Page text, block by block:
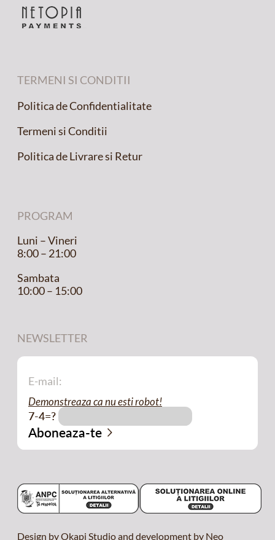
TERMENI SI CONDITII
Politica de Confidentialitate
Termeni si Conditii
Politica de Livrare si Retur
PROGRAM
Luni – Vineri
8:00 – 21:00
Sambata
10:00 – 15:00
NEWSLETTER
Demonstreaza ca nu esti robot!
7-4=?
Design by Okapi Studio and development by Neo